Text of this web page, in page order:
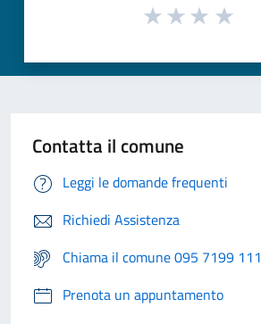
Contatta il comune
Leggi le domande frequenti
Richiedi Assistenza
Chiama il comune 095 7199 111
Prenota un appuntamento